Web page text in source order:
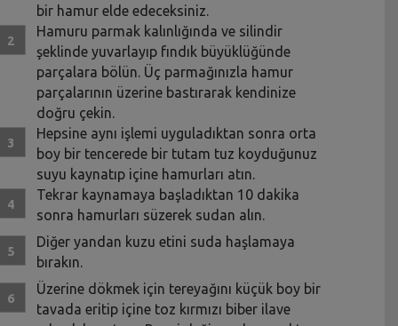
bir hamur elde edeceksiniz.
Hamuru parmak kalınlığında ve silindir
şeklinde yuvarlayıp fındık büyüklüğünde
parçalara bölün. Üç parmağınızla hamur
parçalarının üzerine bastırarak kendinize
doğru çekin.
Hepsine aynı işlemi uyguladıktan sonra orta
boy bir tencerede bir tutam tuz koyduğunuz
suyu kaynatıp içine hamurları atın.
Tekrar kaynamaya başladıktan 10 dakika
sonra hamurları süzerek sudan alın.
Diğer yandan kuzu etini suda haşlamaya
bırakın.
Üzerine dökmek için tereyağını küçük boy bir
tavada eritip içine toz kırmızı biber ilave